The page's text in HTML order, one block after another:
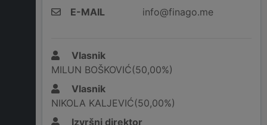
E-MAIL
info@finago.me
Vlasnik
MILUN BOŠKOVIĆ(50,00%)
Vlasnik
NIKOLA KALJEVIĆ(50,00%)
Izvršni direktor